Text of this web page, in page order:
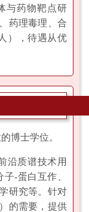
与药物靶点研
药理毒理、合
），待遇从优
博士学位。
沿质谱技术用
-蛋白互作、
研究等。针对
的需要，提供